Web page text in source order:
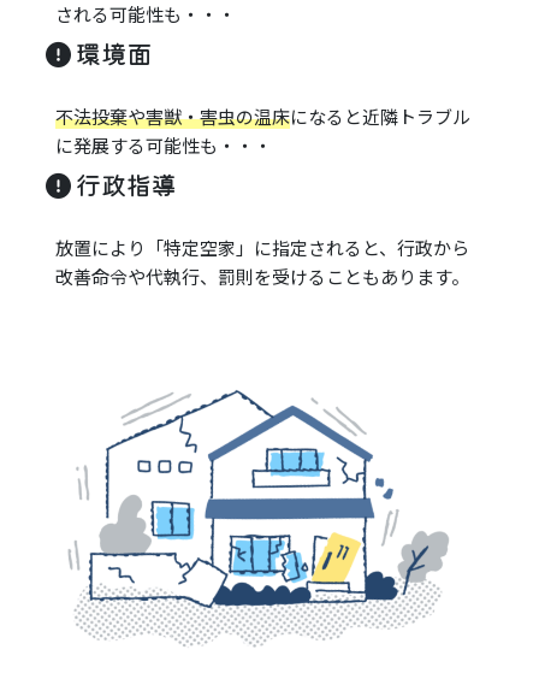
される可能性も・・・
環境面
不法投棄や害獣・害虫の温床になると近隣トラブル
に発展する可能性も・・・
行政指導
放置により「特定空家」に指定されると、行政から
改善命令や代執行、罰則を受けることもあります。